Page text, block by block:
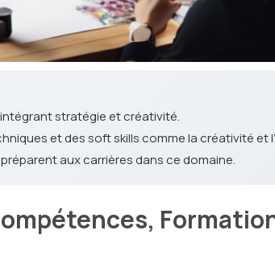
stratégie et créativité.
et des soft skills comme la créativité et
aux carrières dans ce domaine.